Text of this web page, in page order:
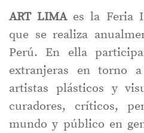
ART LIMAes la Feria
que se realiza
Perú. En ella
extranjeras en torno
artistas plásticos y
curadores, críticos,
mundo y público en